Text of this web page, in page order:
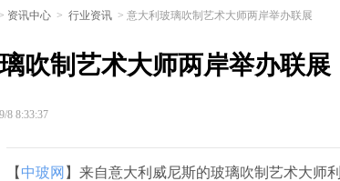
> 资讯中心 > 行业资讯 > 意大利玻璃吹制艺术大师两岸举办联展
吹制艺术大师两岸举办联展
8 8:33:37
【 中玻网 】来自意大利威尼斯的玻璃吹制艺术大师